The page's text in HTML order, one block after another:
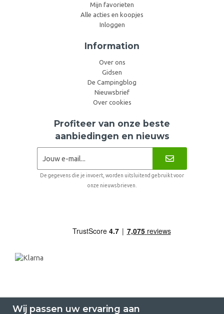
Mijn favorieten
Alle acties en koopjes
Inloggen
Information
Over ons
Gidsen
De Campingblog
Nieuwsbrief
Over cookies
Profiteer van onze beste
aanbiedingen en nieuws
De gegevens die je invoert, worden uitsluitend gebruikt voor
onze nieuwsbrieven.
Wij passen uw ervaring aan